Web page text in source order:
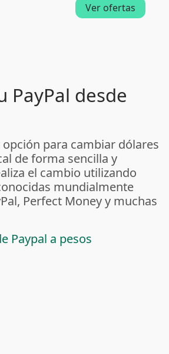
Ver ofertas
PayPal desde
para cambiar dólares
de forma sencilla y
el cambio utilizando
mundialmente
Perfect Money y muchas
Paypal a pesos